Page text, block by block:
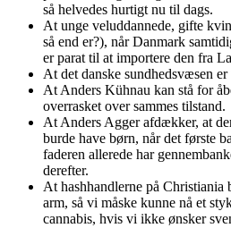
så helvedes hurtigt nu til dags.
At unge veluddannede, gifte
så end er?), når Danmark
er parat til at importere den fra
At det danske sundhedsvæsen
At Anders Kühnau kan stå for
overrasket over sammes tilstand.
At Anders Agger afdækker, at
burde have børn, når det første
faderen allerede har
derefter.
At hashhandlerne på Christiania
arm, så vi måske kunne nå et
cannabis, hvis vi ikke ønsker